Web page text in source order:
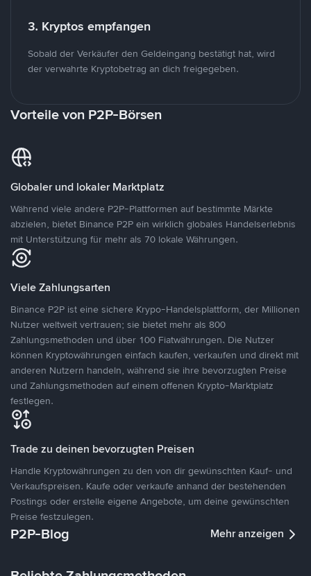
3. Kryptos empfangen
Sobald der Verkäufer den Geldeingang bestätigt hat, wird
der verwahrte Kryptobetrag an dich freigegeben.
Vorteile von P2P-Börsen
Globaler und lokaler Marktplatz
Während viele andere P2P-Plattformen auf bestimmte Märkte
abzielen, bietet Binance P2P ein wirklich globales Handelserlebnis
mit Unterstützung für mehr als 70 lokale Währungen.
Viele Zahlungsarten
Binance P2P ist eine sichere Krypo-Handelsplattform, der Millionen
Nutzer weltweit vertrauen; sie bietet mehr als 800
Zahlungsmethoden und über 100 Fiatwährungen. Die Nutzer
können Kryptowährungen einfach kaufen, verkaufen und direkt mit
anderen Nutzern handeln, während sie ihre bevorzugten Preise
und Zahlungsmethoden auf einem offenen Krypto-Marktplatz
festlegen.
Trade zu deinen bevorzugten Preisen
Handle Kryptowährungen zu den von dir gewünschten Kauf- und
Verkaufspreisen. Kaufe oder verkaufe anhand der bestehenden
Postings oder erstelle eigene Angebote, um deine gewünschten
Preise festzulegen.
P2P-Blog Mehr anzeigen